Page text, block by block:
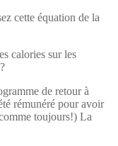
cette équation de la
calories sur les
de retour à
rémunéré pour avoir
toujours!) La